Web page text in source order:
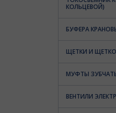
КОЛЬЦЕВОЙ)
БУФЕРА
ЩЕТКИ И
МУФТЫ
ВЕНТИЛИ